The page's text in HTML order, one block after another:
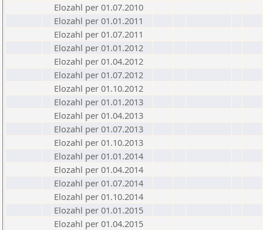
Elozahl per 01.07.2010
Elozahl per 01.01.2011
Elozahl per 01.07.2011
Elozahl per 01.01.2012
Elozahl per 01.04.2012
Elozahl per 01.07.2012
Elozahl per 01.10.2012
Elozahl per 01.01.2013
Elozahl per 01.04.2013
Elozahl per 01.07.2013
Elozahl per 01.10.2013
Elozahl per 01.01.2014
Elozahl per 01.04.2014
Elozahl per 01.07.2014
Elozahl per 01.10.2014
Elozahl per 01.01.2015
Elozahl per 01.04.2015